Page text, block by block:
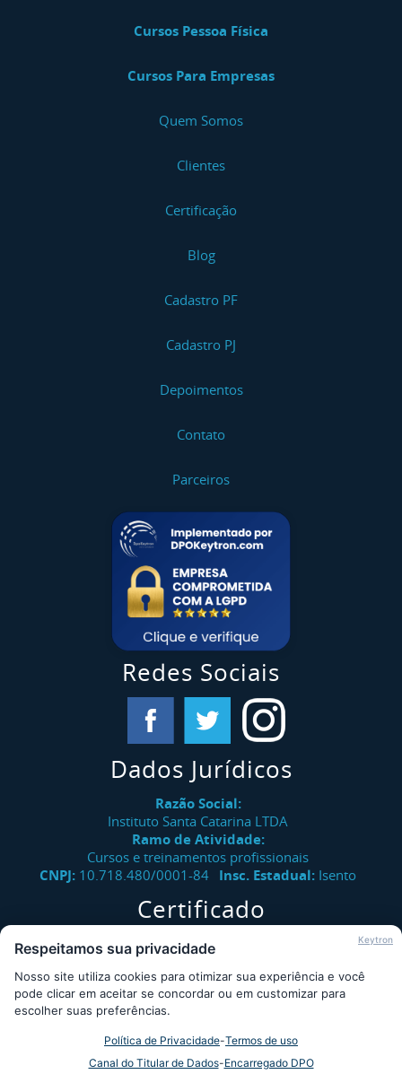
Cursos Pessoa Física
Cursos Para Empresas
Quem Somos
Clientes
Certificação
Blog
Cadastro PF
Cadastro PJ
Depoimentos
Contato
Parceiros
Redes Sociais
Dados Jurídicos
Razão Social:
Instituto Santa Catarina LTDA
Ramo de Atividade:
Cursos e treinamentos profissionais
CNPJ: 10.718.480/0001-84 Insc. Estadual: Isento
Certificado
Verifique a autenticidade de certificados emitidos pelo
Instituto Santa Catarina.
Consultar
Desde 2009 - Instituto Santa Catarina © - Todos os direitos
Keytron
Respeitamos sua privacidade
Nosso site utiliza cookies para otimizar sua experiência e você
pode clicar em aceitar se concordar ou em customizar para
escolher suas preferências.
Política de Privacidade-Termos de uso
Canal do Titular de Dados-Encarregado DPO